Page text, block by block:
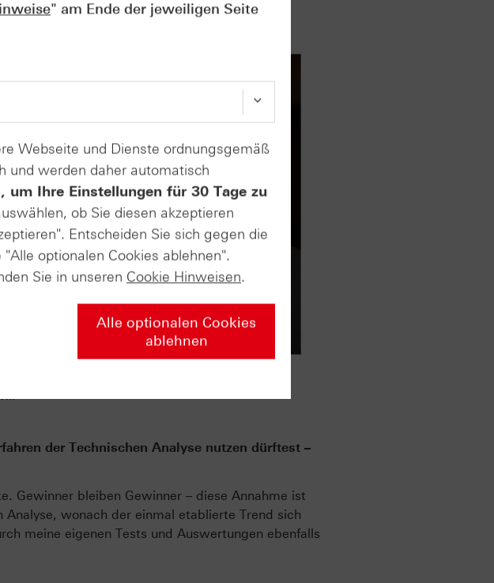
sein.
den
euch
der Technischen Analyse nutzen dürftest –
Gewinner bleiben Gewinner – diese Annahme ist
Analyse, wonach der einmal etablierte Trend sich
meine eigenen Tests und Auswertungen ebenfalls
" am Ende der jeweiligen Seite
Webseite und Dienste ordnungsgemäß
und werden daher automatisch
Ihre Einstellungen für 30 Tage zu
ob Sie diesen akzeptieren
Entscheiden Sie sich gegen die
optionalen Cookies ablehnen".
Sie in unseren Cookie Hinweisen.
Alle optionalen Cookies
ablehnen